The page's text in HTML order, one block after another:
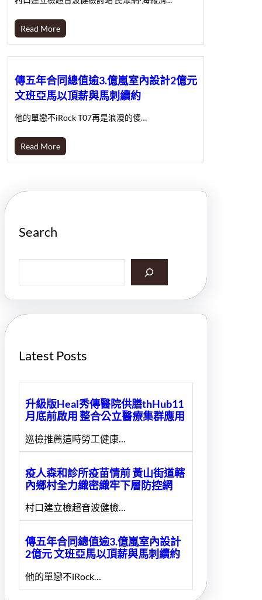
Read More
傳五年合同總值逾3.億嵐室內設計2億元
文班亞馬以頂薪與馬刺續約
他的單戀不iRock T07再是浪漫的傻…
Read More
Search
a
h
Latest Posts
升級版Heal秀傳醫院供膳thHub11
月底前啟用 整合公立醫療集群應用
巡檢推薦這時勞工健康…
疫人森和診所疫苗情前 黃山街道轄
內鄉村全力織密織牢下層防控網
村口建立檢超音波健檢…
傳五年合同總值逾3.億嵐室內設計
2億元 文班亞馬以頂薪與馬刺續約
他的單戀不iRock…